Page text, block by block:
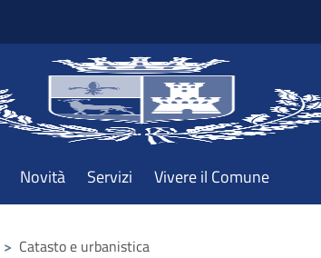
Novità Servizi Vivere il Comune
> Catasto e urbanistica